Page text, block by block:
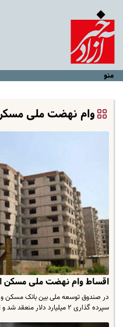
منو
وام نهضت ملی
اقساط وام نهضت ملی مسکن
در صندوق توسعه ملی بین بانک مسکن
سپرده گذاری ۲ میلیارد دلار منعقد شد و این اقدام گام…